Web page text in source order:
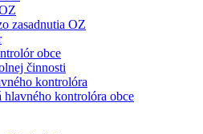
zasadnutia OZ
obce
činnosti
kontrolóra
hlavného kontrolóra obce